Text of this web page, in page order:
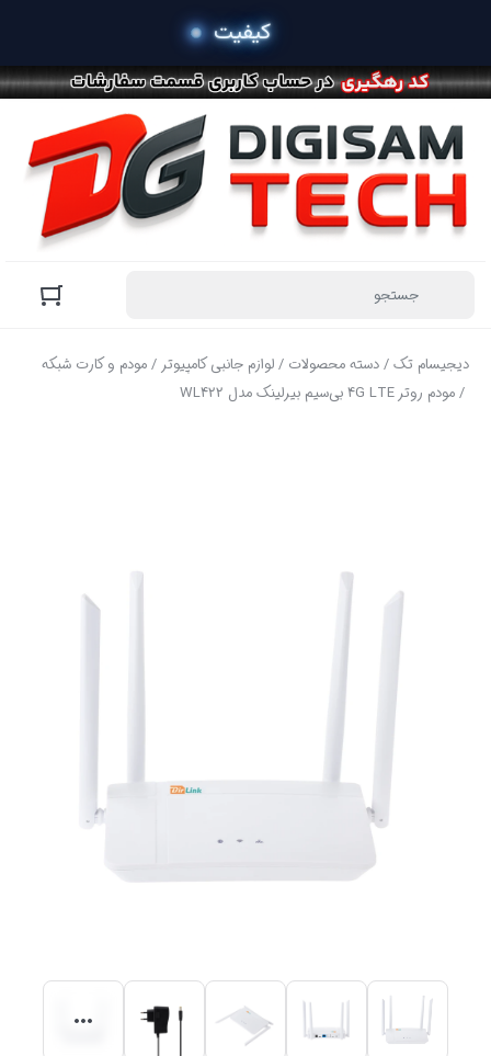
دیجیسام تک/دسته محصولات /لوازم جانبی کامپیوتر/مودم و کارت شبکه
/ مودم روتر 4G LTE بی‌سیم بیرلینک مدل WL422
خرید